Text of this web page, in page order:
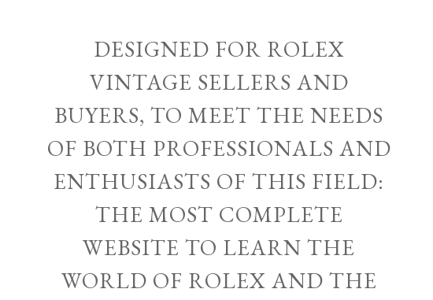
DESIGNED FOR ROLEX
VINTAGE SELLERS AND
BUYERS, TO MEET THE NEEDS
OF BOTH PROFESSIONALS AND
ENTHUSIASTS OF THIS FIELD:
THE MOST COMPLETE
WEBSITE TO LEARN THE
WORLD OF ROLEX AND THE